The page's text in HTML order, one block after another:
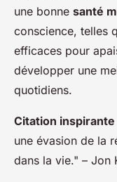
une bonne santé
conscience, telles
efficaces pour
développer une
quotidiens.
Citation inspirante
une évasion de la
dans la vie." – Jon